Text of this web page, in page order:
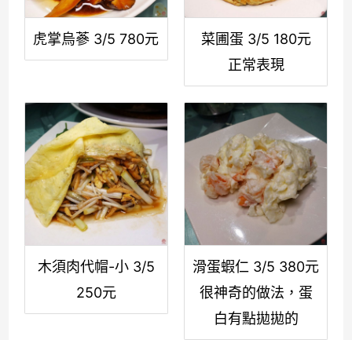
虎掌烏蔘 3/5 780元
菜圃蛋 3/5 180元
正常表現
木須肉代帽-小 3/5
250元
滑蛋蝦仁 3/5 380元
很神奇的做法，蛋
白有點拋拋的